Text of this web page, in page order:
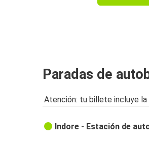
Paradas de
Atención: tu billete incluye
Indore - Estación de